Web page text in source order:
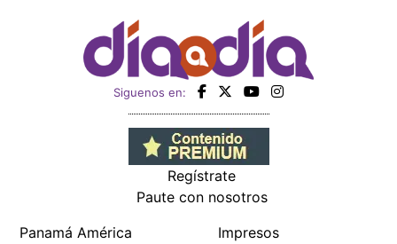
Siguenos en:
Regístrate
Paute con nosotros
Panamá América
Impresos